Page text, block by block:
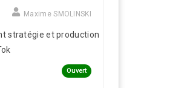
Maxime SMOLINSKI
stratégie et production
Ouvert